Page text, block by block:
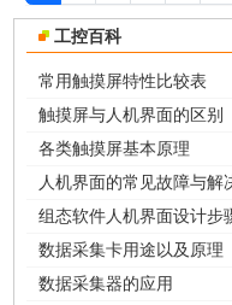
工控百科
常用触摸屏特性比较表
触摸屏与人机界面的区别
各类触摸屏基本原理
人机界面的常见故障与解
组态软件人机界面设计步
数据采集卡用途以及原理
数据采集器的应用